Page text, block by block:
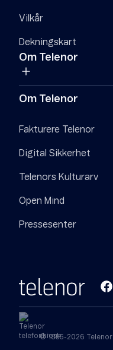
Vilkår
Dekningskart
Om Telenor
Om Telenor
Fakturere Telenor
Digital Sikkerhet
Telenors Kulturarv
Open Mind
Pressesenter
© 1855-2026 Telenor